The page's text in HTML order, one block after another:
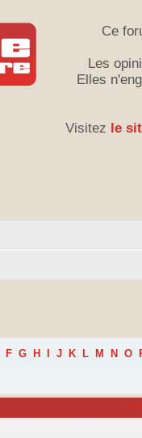
Ce
Les
Elles
Visitez le
F G H J K L M N O